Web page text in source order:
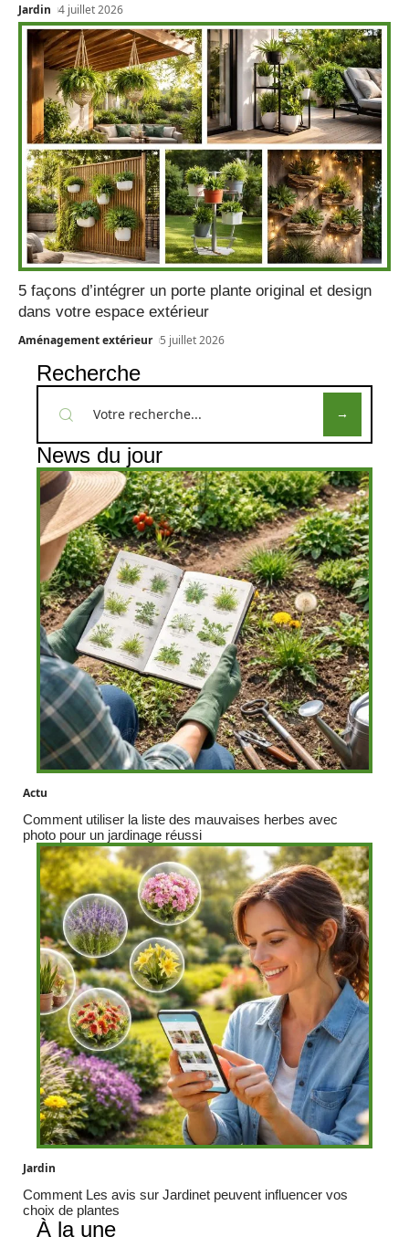
Jardin 4 juillet 2026
5 façons d’intégrer un porte plante original et design
dans votre espace extérieur
Aménagement extérieur 5 juillet 2026
Recherche
News du jour
Actu
Comment utiliser la liste des mauvaises herbes avec
photo pour un jardinage réussi
Jardin
Comment Les avis sur Jardinet peuvent influencer vos
choix de plantes
À la une